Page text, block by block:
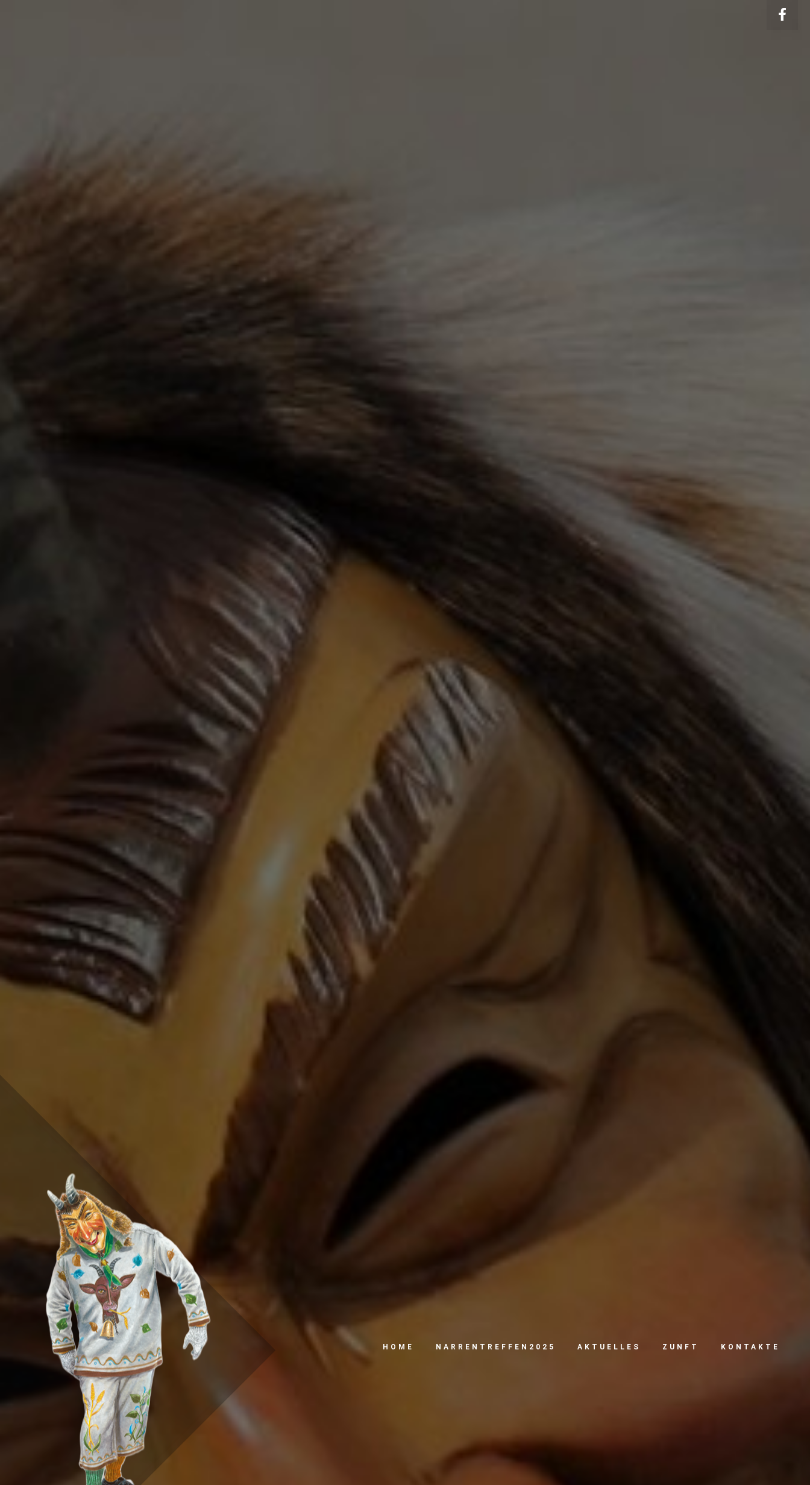
HOME NARRENTREFFEN2025 AKTUELLES ZUNFT KONTAKTE